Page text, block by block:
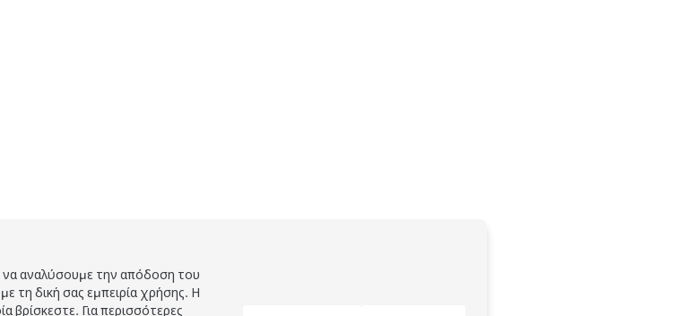
να αναλύσουμε την απόδοση του
τη δική σας εμπειρία χρήσης. Η
βρίσκεστε. Για περισσότερες